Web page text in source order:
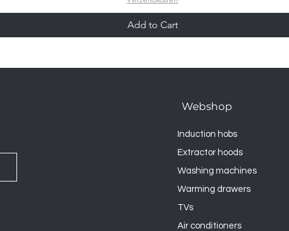
Add to Cart
Webshop
Induction hobs
Extractor hoods
Washing machines
Warming drawers
TVs
Air conditioners